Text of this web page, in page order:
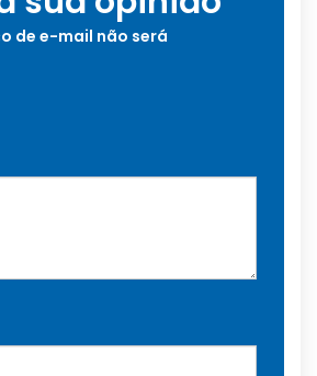
de e-mail não será